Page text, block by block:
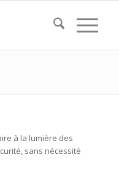
à la lumière des
sans nécessité